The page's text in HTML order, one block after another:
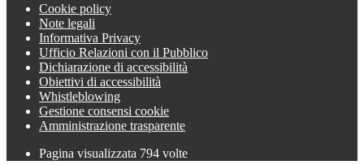
Cookie policy
Note legali
Informativa Privacy
Ufficio Relazioni con il Pubblico
Dichiarazione di accessibilità
Obiettivi di accessibilità
Whistleblowing
Gestione consensi cookie
Amministrazione trasparente
Pagina visualizzata 794 volte